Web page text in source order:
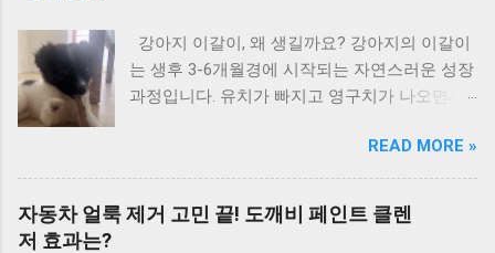
현 32위 그대니까요 (Duet With 차은주) 김현철
33위 와 이정현 34위 One Love 원타임 35위 요
즘 너는 이현우 36위 서방님 이소은 37위 맥주
와 땅콩 쿨 (COOL) 38위 I Believe 이수영 39위
애수(哀愁) god 40위 Cyber Lover 터보 41위 머
위 입영열차안에서 김민우 12위 향기로운 추억
(응답하라 1988 삽입곡) 박학기 13위 텅 빈 마음
이승환 14위 찬바람이 불면 김지연 15위 넋두리
야 이상은 (=Lee-tzsche) 18위 마음에 쓰는 편지
임백천 19위 눈물나는 날에는 푸른하늘 20위 시
청앞 지하철 역에서 동물원 21위 얄미운 사람 김
강아지 이갈이, 왜 생길까요? 강아지의 이갈이
는 생후 3-6개월경에 시작되는 자연스러운 성장
과정입니다. 유치가 빠지고 영구치가 나오면서
어합니다. 이 시기의 강아지들은 가구, 소파, 신
발 등 집 안의 모든 것을 물어뜯는 행동을 보이
게 됩니다. 임시보호 경험에서 얻은 실전 노하우
임시보호를 하다 보면 어린 강아지들과 이갈이
READ MORE »
자동차 얼룩 제거 고민 끝! 도깨비 페인트 클렌
저 효과는?